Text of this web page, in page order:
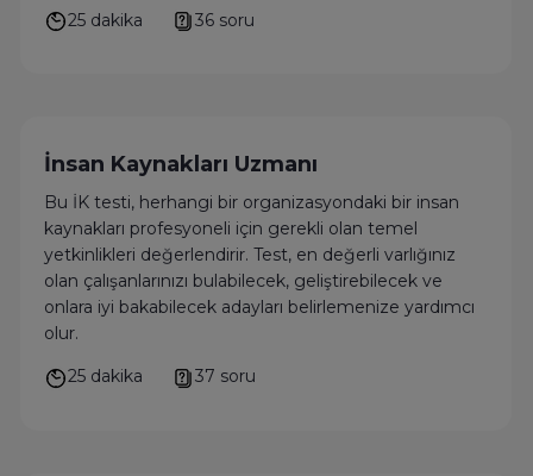
25 dakika
36 soru
İnsan Kaynakları Uzmanı
Bu İK testi, herhangi bir organizasyondaki bir insan
kaynakları profesyoneli için gerekli olan temel
yetkinlikleri değerlendirir. Test, en değerli varlığınız
olan çalışanlarınızı bulabilecek, geliştirebilecek ve
onlara iyi bakabilecek adayları belirlemenize yardımcı
olur.
25 dakika
37 soru